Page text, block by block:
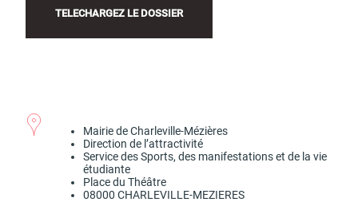
de l'espace public
des guichets municipaux
malentendants
TELE­CHAR­GEZ LE DOSSIER
Mairie de Char­le­ville-Mézières
Direc­tion de l’at­trac­ti­vité
Service des Sports, des mani­fes­ta­tions et de la vie
étudiante
Place du Théâtre
08000 CHAR­LE­VILLE-MEZIERES